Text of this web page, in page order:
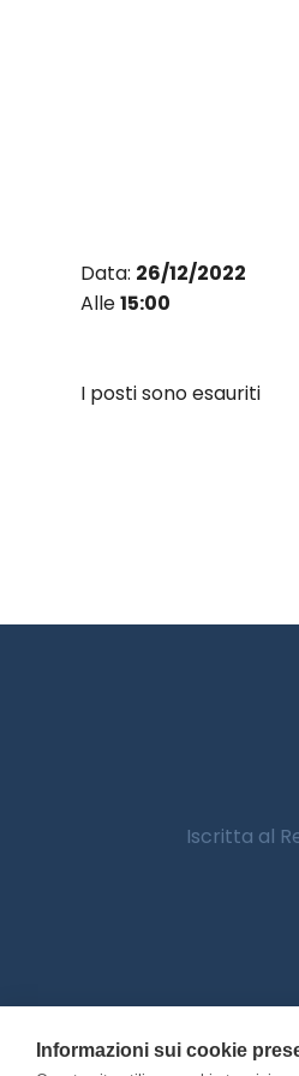
Data: 26/12/2022
Alle15:00
I posti sono esauriti
Iscritta al
Informazioni sui cookie